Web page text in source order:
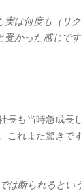
実は何度も（リ
かった感じです
長も当時急成
これまた驚きです
は断られると